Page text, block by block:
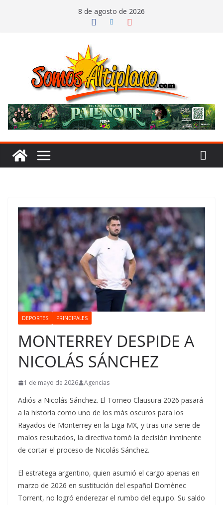
8 de agosto de 2026
DEPORTES PRINCIPALES
MONTERREY DESPIDE A
NICOLÁS SÁNCHEZ
1 de mayo de 2026 Agencias
Adiós a Nicolás Sánchez. El Torneo Clausura 2026 pasará
a la historia como uno de los más oscuros para los
Rayados de Monterrey en la Liga MX, y tras una serie de
malos resultados, la directiva tomó la decisión inminente
de cortar el proceso de Nicolás Sánchez.
El estratega argentino, quien asumió el cargo apenas en
marzo de 2026 en sustitución del español Domènec
Torrent, no logró enderezar el rumbo del equipo. Su saldo